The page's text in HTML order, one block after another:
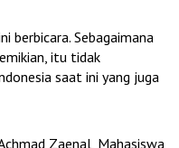
berbicara. Sebagaimana
itu tidak
saat ini yang juga
Zaenal, Mahasiswa